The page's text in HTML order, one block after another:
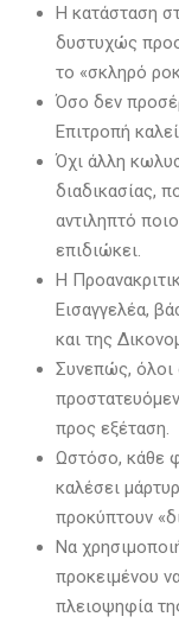
Η κατάσταση
δυστυχώς
το «σκληρό
Όσο δεν
Επιτροπή
Όχι άλλη
διαδικασίας,
αντιληπτό
επιδιώκει.
Η
Εισαγγελέα,
και της
Συνεπώς, όλοι
προς εξέταση.
Ωστόσο, κάθε
καλέσει
προκύπτουν
Να
προκειμένου
πλειοψηφία